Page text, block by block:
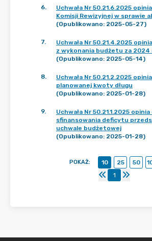
6.
Uchwała Nr 50.21.6.2025
Komisji Rewizyjnej w sprawie
(Opublikowano: 2025-05-27)
7.
Uchwała Nr 50.21.4.2025
z wykonania budżetu za 2024
(Opublikowano: 2025-05-14)
8.
Uchwała Nr 50.21.2.2025
planowanej kwoty długu
(Opublikowano: 2025-01-28)
9.
Uchwała Nr 50.21.1.2025
sfinansowania deficytu
uchwale budżetowej
(Opublikowano: 2025-01-28)
POKAŻ: 10 25 50
1